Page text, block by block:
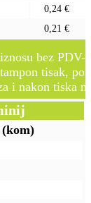
0,24 €
0,21 €
bez PDV-
tisak, po
i nakon tiska
(kom)